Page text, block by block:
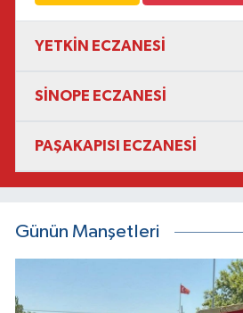
YETKİN ECZANESİ
SİNOPE ECZANESİ
PAŞAKAPISI ECZANESİ
Günün Manşetleri